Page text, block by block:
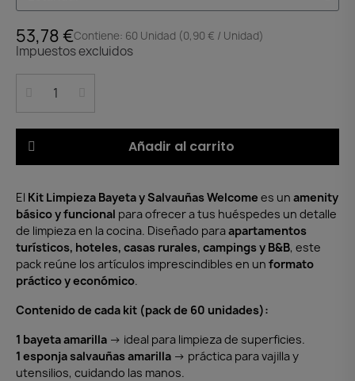
53,78 €Contiene: 60 Unidad (0,90 € / Unidad)
Impuestos excluidos
Añadir al carrito
El Kit Limpieza Bayeta y Salvauñas Welcome es un amenity
básico y funcional para ofrecer a tus huéspedes un detalle
de limpieza en la cocina. Diseñado paraapartamentos
turísticos, hoteles, casas rurales, campings y B&B, este
pack reúne los artículos imprescindibles en un formato
práctico y económico.
Contenido de cada kit (pack de 60 unidades):
1 bayeta amarilla → ideal para limpieza de superficies.
1 esponja salvauñas amarilla → práctica para vajilla y
utensilios, cuidando las manos.